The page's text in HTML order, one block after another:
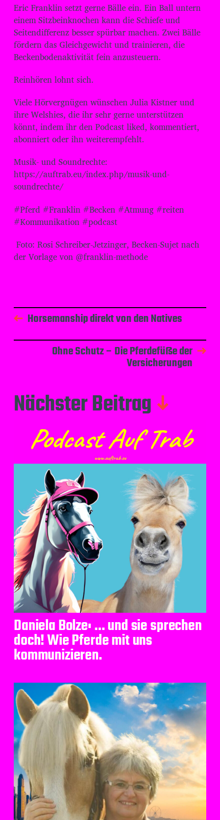
Eric Franklin setzt gerne Bälle ein. Ein Ball untern
einem Sitzbeinknochen kann die Schiefe und
Seitendifferenz besser spürbar machen. Zwei Bälle
fördern das Gleichgewicht und trainieren, die
Beckenbodenaktivität fein anzusteuern.
Reinhören lohnt sich.
Viele Hörvergnügen wünschen Julia Kistner und
ihre Welshies, die ihr sehr gerne unterstützen
könnt, indem ihr den Podcast liked, kommentiert,
abonniert oder ihn weiterempfehlt.
Musik- und Soundrechte:
⁠⁠⁠⁠⁠⁠⁠⁠⁠⁠⁠⁠⁠⁠⁠⁠⁠⁠⁠⁠⁠https://auftrab.eu/index.php/musik-und-
soundrechte/
#Pferd #Franklin #Becken #Atmung #reiten
#Kommunikation #podcast
Foto: Rosi Schreiber-Jetzinger, Becken-Sujet nach
der Vorlage von @franklin-methode
Horsemanship direkt von den Natives
Ohne Schutz – Die Pferdefüße der
Versicherungen
Nächster Beitrag
Daniela Bolze: … und sie sprechen
doch! Wie Pferde mit uns
kommunizieren.